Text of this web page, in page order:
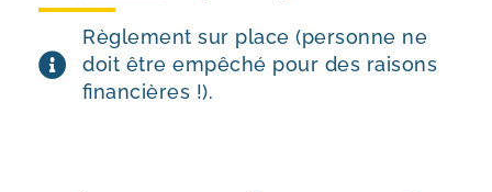
Règlement sur place (personne ne
doit être empêché pour des raisons
financières !).